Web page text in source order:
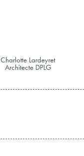
Charlotte Lardeyret
Architecte DPLG